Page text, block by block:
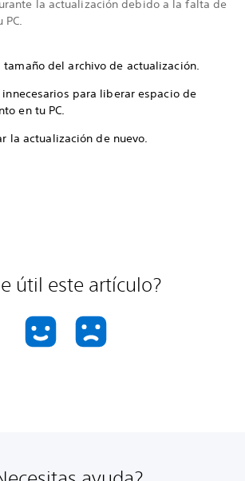
la actualización debido a la falta de
tamaño del archivo de actualización.
para liberar espacio de
en tu PC.
la actualización de nuevo.
útil este artículo?